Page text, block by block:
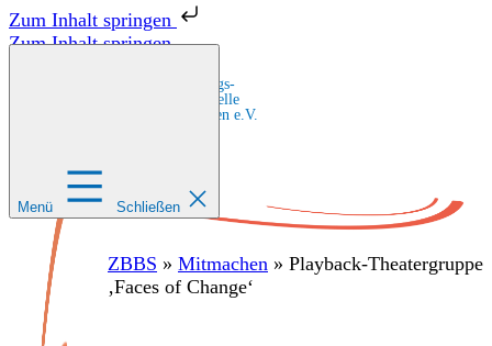
Zum Inhalt springen
Zum Inhalt springen
Zentrale Bildungs-
und Beratungsstelle
für Migrant:innen e.V.
Menü Schließen
ZBBS » Mitmachen » Playback-Theatergruppe
‚Faces of Change‘